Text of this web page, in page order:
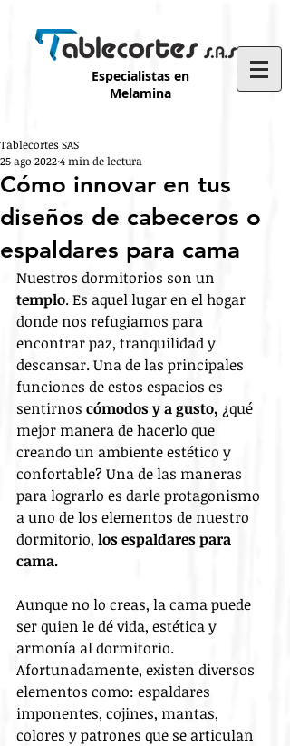
Especialistas en
Melamina
Cómo innovar en tus
diseños de cabeceros o
espaldares para cama
Tablecortes SAS
25 ago 20224 min de lectura
Nuestros dormitorios son un
templo. Es aquel lugar en el hogar
donde nos refugiamos para
encontrar paz, tranquilidad y
descansar. Una de las principales
funciones de estos espacios es
sentirnos cómodos y a gusto, ¿qué
mejor manera de hacerlo que
creando un ambiente estético y
confortable? Una de las maneras
para lograrlo es darle protagonismo
a uno de los elementos de nuestro
dormitorio, los espaldares para
cama.
Aunque no lo creas, la cama puede
ser quien le dé vida, estética y
armonía al dormitorio.
Afortunadamente, existen diversos
elementos como: espaldares
imponentes, cojines, mantas,
colores y patrones que se articulan